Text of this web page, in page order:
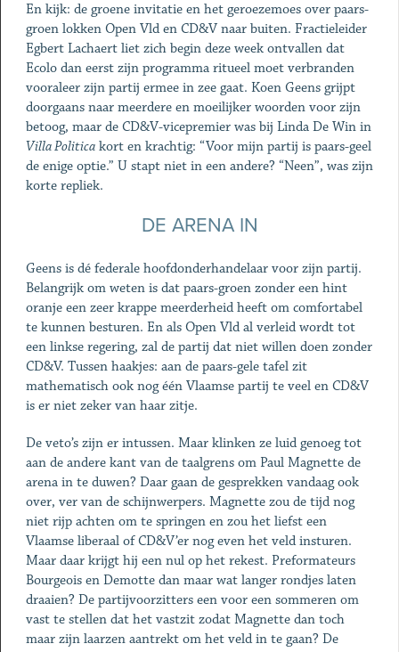
En kijk: de groene invitatie en het geroezemoes over paars-
groen lokken Open Vld en CD&V naar buiten. Fractieleider
Egbert Lachaert liet zich begin deze week ontvallen dat
Ecolo dan eerst zijn programma ritueel moet verbranden
vooraleer zijn partij ermee in zee gaat. Koen Geens grijpt
doorgaans naar meerdere en moeilijker woorden voor zijn
betoog, maar de CD&V-vicepremier was bij Linda De Win in
Villa Politicakort en krachtig: “Voor mijn partij is paars-geel
de enige optie.” U stapt niet in een andere? “Neen”, was zijn
korte repliek.
DE ARENA IN
Geens is dé federale hoofdonderhandelaar voor zijn partij.
Belangrijk om weten is dat paars-groen zonder een hint
oranje een zeer krappe meerderheid heeft om comfortabel
te kunnen besturen. En als Open Vld al verleid wordt tot
een linkse regering, zal de partij dat niet willen doen zonder
CD&V. Tussen haakjes: aan de paars-gele tafel zit
mathematisch ook nog één Vlaamse partij te veel en CD&V
is er niet zeker van haar zitje.
De veto’s zijn er intussen. Maar klinken ze luid genoeg tot
aan de andere kant van de taalgrens om Paul Magnette de
arena in te duwen? Daar gaan de gesprekken vandaag ook
over, ver van de schijnwerpers. Magnette zou de tijd nog
niet rijp achten om te springen en zou het liefst een
Vlaamse liberaal of CD&V’er nog even het veld insturen.
Maar daar krijgt hij een nul op het rekest. Preformateurs
Bourgeois en Demotte dan maar wat langer rondjes laten
draaien? De partijvoorzitters een voor een sommeren om
vast te stellen dat het vastzit zodat Magnette dan toch
maar zijn laarzen aantrekt om het veld in te gaan? De